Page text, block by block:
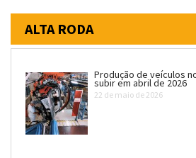
ALTA RODA
Produção de veículos
subir em abril de 2026
22 de maio de 2026